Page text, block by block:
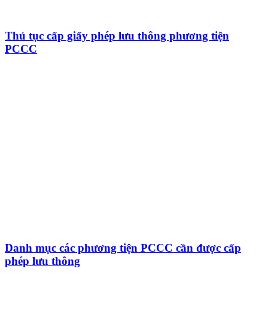
Thủ tục cấp giấy phép lưu thông phương tiện
PCCC
Danh mục các phương tiện PCCC cần được cấp
phép lưu thông